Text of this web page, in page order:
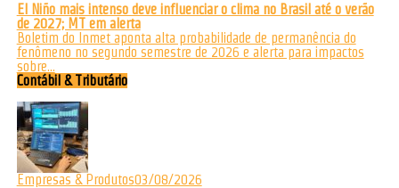
El Niño mais intenso deve influenciar o clima no Brasil até o verão
de 2027; MT em alerta
Boletim do Inmet aponta alta probabilidade de permanência do
fenômeno no segundo semestre de 2026 e alerta para impactos
sobre...
Contábil & Tributário
Empresas & Produtos03/08/2026